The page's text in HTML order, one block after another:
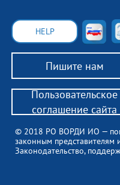
Пишите нам
© 2018 РО ВОРДИ ИО —
законным
Законодательство,
HELP
Пользовательское
соглашение сайта